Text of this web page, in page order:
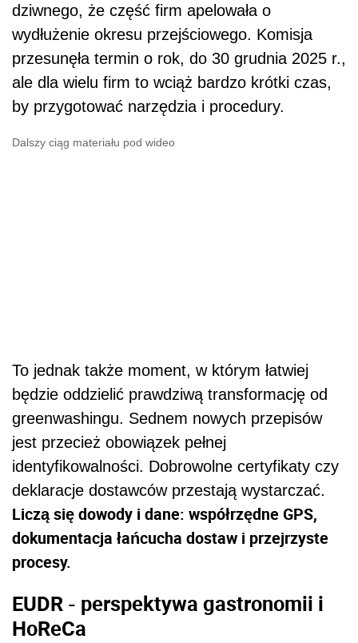
dziwnego, że część firm apelowała o
wydłużenie okresu przejściowego. Komisja
przesunęła termin o rok, do 30 grudnia 2025 r.,
ale dla wielu firm to wciąż bardzo krótki czas,
by przygotować narzędzia i procedury.
Dalszy ciąg materiału pod wideo
To jednak także moment, w którym łatwiej
będzie oddzielić prawdziwą transformację od
greenwashingu. Sednem nowych przepisów
jest przecież obowiązek pełnej
identyfikowalności. Dobrowolne certyfikaty czy
deklaracje dostawców przestają wystarczać.
Liczą się dowody i dane: współrzędne GPS,
dokumentacja łańcucha dostaw i przejrzyste
procesy.
EUDR - perspektywa gastronomii i
HoReCa